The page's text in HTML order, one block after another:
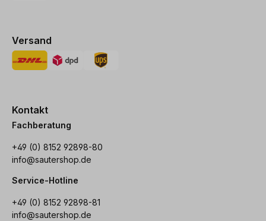
Versand
Kontakt
Fachberatung
+49 (0) 8152 92898-80
info@sautershop.de
Service-Hotline
+49 (0) 8152 92898-81
info@sautershop.de